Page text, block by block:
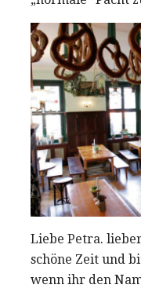
Liebe Petra.
schöne Zeit und
wenn ihr den